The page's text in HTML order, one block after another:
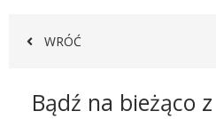
WRÓĆ
Newsletter
Bądź na bieżąco